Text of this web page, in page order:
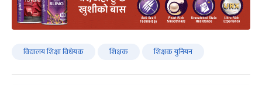
विद्यालय शिक्षा विधेयक शिक्षक शिक्षक युनियन